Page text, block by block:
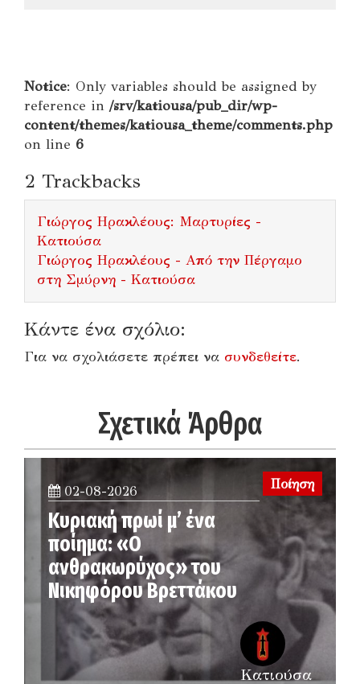
Notice: Only variables should be assigned by
reference in /srv/katiousa/pub_dir/wp-
content/themes/katiousa_theme/comments.php
on line 6
2 Trackbacks
Γιώργος Ηρακλέους: Μαρτυρίες -
Κατιούσα
Γιώργος Ηρακλέους - Από την Πέργαμο
στη Σμύρνη - Κατιούσα
Κάντε ένα σχόλιο:
Για να σχολιάσετε πρέπει να συνδεθείτε.
Σχετικά Άρθρα
Ποίηση
02-08-2026
Κυριακή πρωί μ’ ένα
ποίημα: «Ο
ανθρακωρύχος» του
Νικηφόρου Βρεττάκου
Κατιούσα